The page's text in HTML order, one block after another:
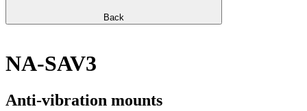
Back
NA-SAV3
Anti-vibration mounts